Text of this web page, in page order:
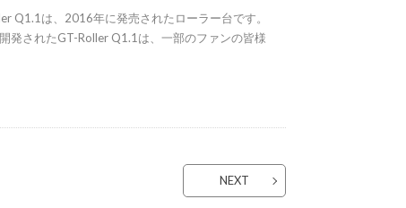
Q1.1は、2016年に発売されたローラー台です。
発されたGT-Roller Q1.1は、一部のファンの皆様
NEXT